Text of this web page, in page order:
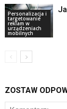
Personalizacja i
targetowanie
reklam w
urządzeniach
mobilnych
ZOSTAW